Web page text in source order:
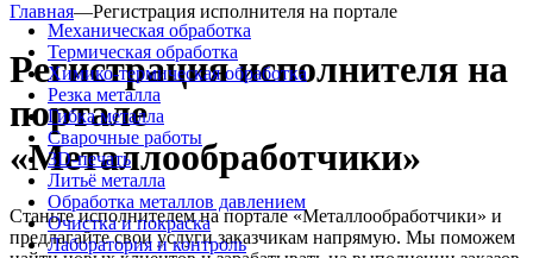
Механическая обработка
Термическая обработка
Химико-термическая обработка
Резка металла
Гибка металла
Сварочные работы
3D-печать
Литьё металла
Обработка металлов давлением
Очистка и покраска
Лаборатория и контроль
Главная—Регистрация исполнителя на портале
Регистрация исполнителя на
портале
«Металлообработчики»
Станьте исполнителем на портале «Металлообработчики» и
предлагайте свои услуги заказчикам напрямую. Мы поможем